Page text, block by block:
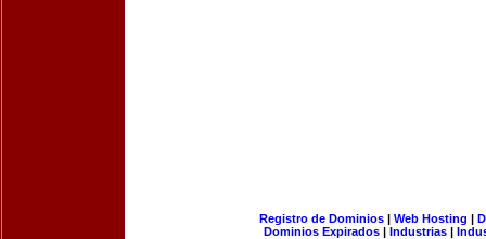
Registro de Dominios| Web Hosting |
Dominios Expirados | Industrias |